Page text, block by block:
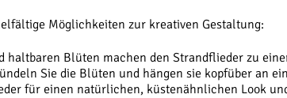
Möglichkeiten zur kreativen Gestaltung:
haltbaren Blüten machen den Strandflieder zu
Sie die Blüten und hängen sie kopfüber an
für einen natürlichen, küstenähnlichen Look